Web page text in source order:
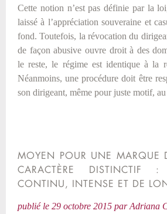
Cette notion n’est pas définie par la
laissé à l’appréciation souveraine et
fond. Toutefois, la révocation du
de façon abusive ouvre droit à des
le reste, le régime est identique à la
Néanmoins, une procédure doit être
son dirigeant, même pour juste motif,
MOYEN POUR UNE MARQUE
CARACTÈRE DISTINCTIF
CONTINU, INTENSE ET DE
publié le 29 octobre 2015 parAdriana